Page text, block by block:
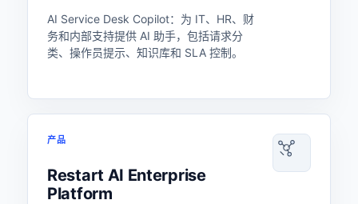
AI Service Desk Copilot：为 IT、HR、财
务和内部支持提供 AI 助手，包括请求分
类、操作员提示、知识库和 SLA 控制。
产品
Restart AI Enterprise
Platform